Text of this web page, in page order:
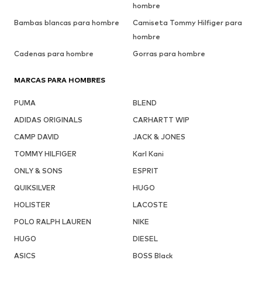
hombre
Bambas blancas para hombre
Camiseta Tommy Hilfiger para
hombre
Cadenas para hombre
Gorras para hombre
MARCAS PARA HOMBRES
PUMA
BLEND
ADIDAS ORIGINALS
CARHARTT WIP
CAMP DAVID
JACK & JONES
TOMMY HILFIGER
Karl Kani
ONLY & SONS
ESPRIT
QUIKSILVER
HUGO
HOLISTER
LACOSTE
POLO RALPH LAUREN
NIKE
HUGO
DIESEL
ASICS
BOSS Black